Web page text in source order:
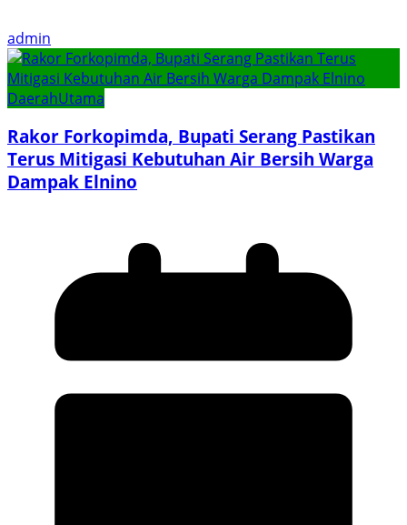
admin
DaerahUtama
Rakor Forkopimda, Bupati Serang Pastikan
Terus Mitigasi Kebutuhan Air Bersih Warga
Dampak Elnino